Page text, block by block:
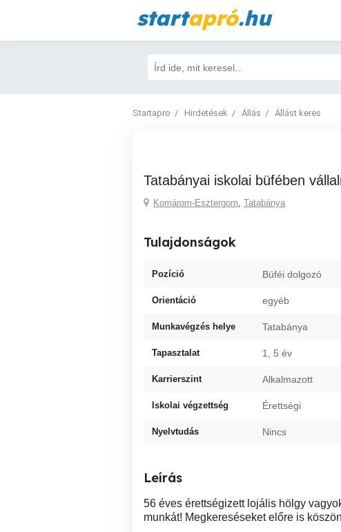
startapró.hu
Startapro Hirdetések Állás Állást keres
Tatabányai iskolai büfében
Komárom-Esztergom, Tatabánya
Tulajdonságok
Pozíció Büféi dolgozó
Orientáció egyéb
Munkavégzés helye Tatabánya
Tapasztalat 1, 5 év
Karrierszint Alkalmazott
Iskolai végzettség Érettségi
Nyelvtudás Nincs
Leírás
56 éves érettségizett lojális hölgy
munkát! Megkereséseket előre is